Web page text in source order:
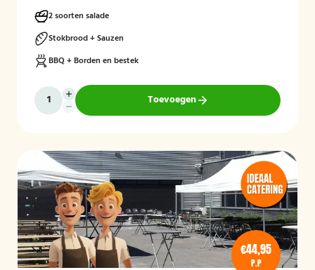
2 soorten salade
Stokbrood + Sauzen
BBQ + Borden en bestek
Toevoegen
€44,95
P.P